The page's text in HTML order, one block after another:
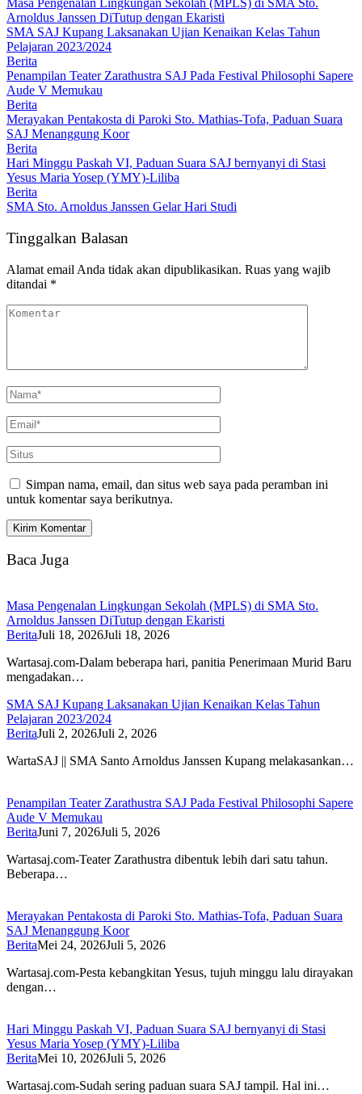
Masa Pengenalan Lingkungan Sekolah (MPLS) di SMA Sto.
Arnoldus Janssen DiTutup dengan Ekaristi
SMA SAJ Kupang Laksanakan Ujian Kenaikan Kelas Tahun
Pelajaran 2023/2024
Berita
Penampilan Teater Zarathustra SAJ Pada Festival Philosophi Sapere
Aude V Memukau
Berita
Merayakan Pentakosta di Paroki Sto. Mathias-Tofa, Paduan Suara
SAJ Menanggung Koor
Berita
Hari Minggu Paskah VI, Paduan Suara SAJ bernyanyi di Stasi
Yesus Maria Yosep (YMY)-Liliba
Berita
SMA Sto. Arnoldus Janssen Gelar Hari Studi
Tinggalkan Balasan
Alamat email Anda tidak akan dipublikasikan. Ruas yang wajib
ditandai *
Simpan nama, email, dan situs web saya pada peramban ini
untuk komentar saya berikutnya.
Baca Juga
Masa Pengenalan Lingkungan Sekolah (MPLS) di SMA Sto.
Arnoldus Janssen DiTutup dengan Ekaristi
BeritaJuli 18, 2026Juli 18, 2026
Wartasaj.com-Dalam beberapa hari, panitia Penerimaan Murid Baru
mengadakan…
SMA SAJ Kupang Laksanakan Ujian Kenaikan Kelas Tahun
Pelajaran 2023/2024
BeritaJuli 2, 2026Juli 2, 2026
WartaSAJ || SMA Santo Arnoldus Janssen Kupang melakasankan…
Penampilan Teater Zarathustra SAJ Pada Festival Philosophi Sapere
Aude V Memukau
BeritaJuni 7, 2026Juli 5, 2026
Wartasaj.com-Teater Zarathustra dibentuk lebih dari satu tahun.
Beberapa…
Merayakan Pentakosta di Paroki Sto. Mathias-Tofa, Paduan Suara
SAJ Menanggung Koor
BeritaMei 24, 2026Juli 5, 2026
Wartasaj.com-Pesta kebangkitan Yesus, tujuh minggu lalu dirayakan
dengan…
Hari Minggu Paskah VI, Paduan Suara SAJ bernyanyi di Stasi
Yesus Maria Yosep (YMY)-Liliba
BeritaMei 10, 2026Juli 5, 2026
Wartasaj.com-Sudah sering paduan suara SAJ tampil. Hal ini…